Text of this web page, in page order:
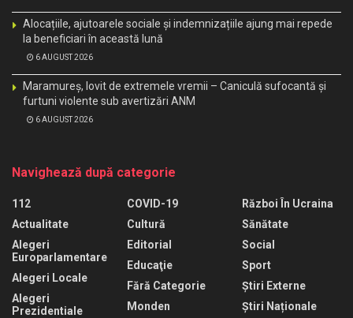
Alocațiile, ajutoarele sociale și indemnizațiile ajung mai repede
la beneficiari în această lună
6 AUGUST 2026
Maramureș, lovit de extremele vremii – Caniculă sufocantă și
furtuni violente sub avertizări ANM
6 AUGUST 2026
Navighează după categorie
112
Actualitate
Alegeri
Europarlamentare
Alegeri Locale
Alegeri
Prezidentiale
COVID-19
Cultură
Editorial
Educaţie
Fără Categorie
Monden
Război În Ucraina
Sănătate
Social
Sport
Știri Externe
Știri Naționale